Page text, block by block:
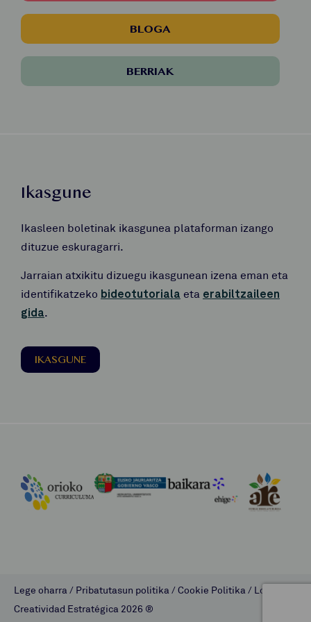
BLOGA
BERRIAK
Ikasgune
Ikasleen boletinak ikasgunea plataforman izango
dituzue eskuragarri.
Jarraian atxikitu dizuegu ikasgunean izena eman eta
identifikatzeko bideotutoriala eta erabiltzaileen
gida.
IKASGUNE
Lege oharra/ Pribatutasun politika/Cookie Politika/ Lombok
Creatividad Estratégica 2026 ®